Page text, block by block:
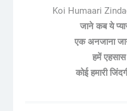
Koi Humaari
जाने कब ये
एक अनजाना
हमें
कोई हमारी